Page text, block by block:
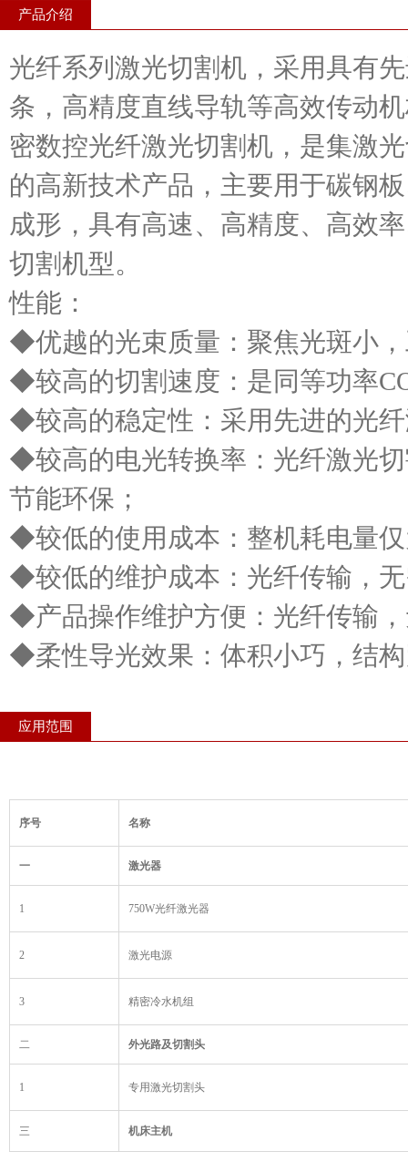
产品介绍
光纤系列激光切割机，采用具有
条，高精度直线导轨等高效传动
密数控光纤激光切割机，是集激
的高新技术产品，主要用于碳钢
成形，具有高速、高精度、高效
切割机型。
性能：
◆优越的光束质量：聚焦光斑小
◆较高的切割速度：是同等功率
◆较高的稳定性：采用先进的光
◆较高的电光转换率：光纤激光
节能环保；
◆较低的使用成本：整机耗电量
◆较低的维护成本：光纤传输，
◆产品操作维护方便：光纤传输
◆柔性导光效果：体积小巧，结
应用范围
序号 名称
一 激光器
1 750W光纤激光器
2 激光电源
3 精密冷水机组
二 外光路及切割头
1 专用激光切割头
三 机床主机